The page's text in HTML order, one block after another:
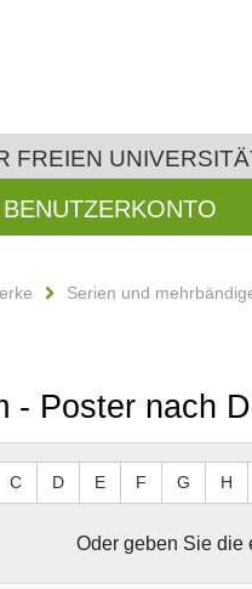
FREIEN
Serien und
- Poster nach
C D E F G H
Oder geben Sie die